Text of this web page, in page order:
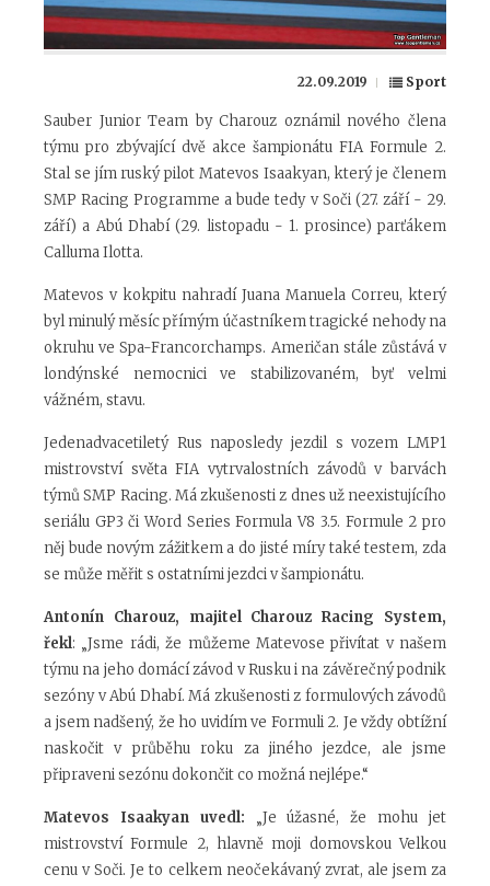
22.09.2019 Sport
Sauber Junior Team by Charouz oznámil nového člena
týmu pro zbývající dvě akce šampionátu FIA Formule 2.
Stal se jím ruský pilot Matevos Isaakyan, který je členem
SMP Racing Programme a bude tedy v Soči (27. září - 29.
září) a Abú Dhabí (29. listopadu - 1. prosince) parťákem
Calluma Ilotta.
Matevos v kokpitu nahradí Juana Manuela Correu, který
byl minulý měsíc přímým účastníkem tragické nehody na
okruhu ve Spa-Francorchamps. Američan stále zůstává v
londýnské nemocnici ve stabilizovaném, byť velmi
vážném, stavu.
Jedenadvacetiletý Rus naposledy jezdil s vozem LMP1
mistrovství světa FIA vytrvalostních závodů v barvách
týmů SMP Racing. Má zkušenosti z dnes už neexistujícího
seriálu GP3 či Word Series Formula V8 3.5. Formule 2 pro
něj bude novým zážitkem a do jisté míry také testem, zda
se může měřit s ostatními jezdci v šampionátu.
Antonín Charouz, majitel Charouz Racing System,
řekl: „Jsme rádi, že můžeme Matevose přivítat v našem
týmu na jeho domácí závod v Rusku i na závěrečný podnik
sezóny v Abú Dhabí. Má zkušenosti z formulových závodů
a jsem nadšený, že ho uvidím ve Formuli 2. Je vždy obtížní
naskočit v průběhu roku za jiného jezdce, ale jsme
připraveni sezónu dokončit co možná nejlépe.“
Matevos Isaakyan uvedl: „Je úžasné, že mohu jet
mistrovství Formule 2, hlavně moji domovskou Velkou
cenu v Soči. Je to celkem neočekávaný zvrat, ale jsem za